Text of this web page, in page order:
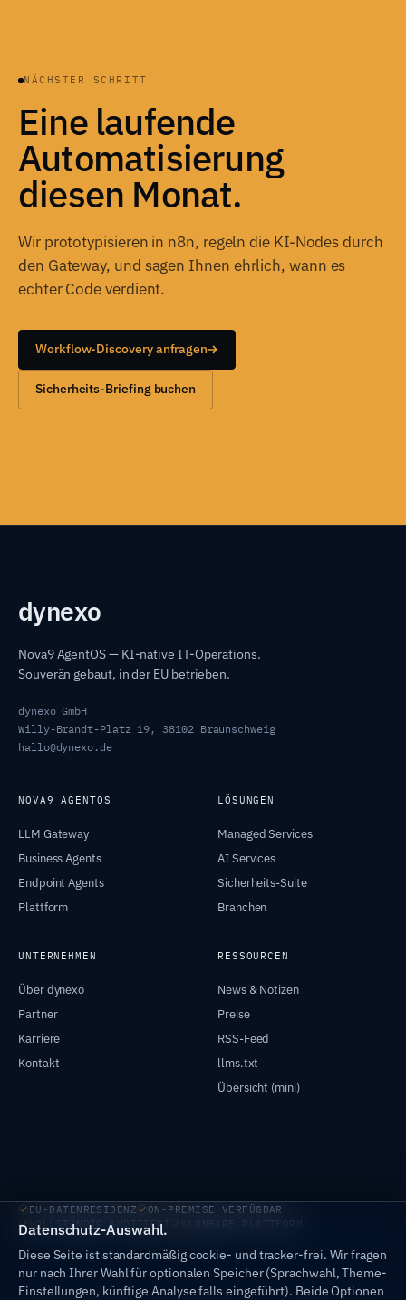
NÄCHSTER SCHRITT
Eine laufende
Automatisierung
diesen Monat.
Wir prototypisieren in n8n, regeln die KI-Nodes durch
den Gateway, und sagen Ihnen ehrlich, wann es
echter Code verdient.
Workflow-Discovery anfragen
Sicherheits-Briefing buchen
dynexo
Nova9 AgentOS — KI-native IT-Operations.
Souverän gebaut, in der EU betrieben.
dynexo GmbH
Willy-Brandt-Platz 19, 38102 Braunschweig
hallo@dynexo.de
NOVA9 AGENTOS
LLM Gateway
Business Agents
Endpoint Agents
Plattform
LÖSUNGEN
Managed Services
AI Services
Sicherheits-Suite
Branchen
UNTERNEHMEN
Über dynexo
Partner
Karriere
Kontakt
RESSOURCEN
News & Notizen
Preise
RSS-Feed
llms.txt
Übersicht (mini)
EU-DATENRESIDENZ
ON-PREMISE VERFÜGBAR
VOLLSTÄNDIG AUDITIERT
Datenschutz-Auswahl.
Diese Seite ist standardmäßig cookie- und tracker-frei. Wir fragen
nur nach Ihrer Wahl für optionalen Speicher (Sprachwahl, Theme-
Einstellungen, künftige Analyse falls eingeführt). Beide Optionen